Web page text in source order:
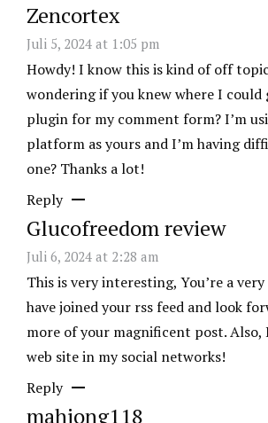
Zencortex
Juli 5, 2024 at 1:05 pm
Howdy! I know this is kind of off
wondering if you knew where I could
plugin for my comment form? I’m
platform as yours and I’m having
one? Thanks a lot!
Reply
Glucofreedom review
Juli 6, 2024 at 2:28 am
This is very interesting, You’re a
have joined your rss feed and look
more of your magnificent post. Also,
web site in my social networks!
Reply
mahjong118